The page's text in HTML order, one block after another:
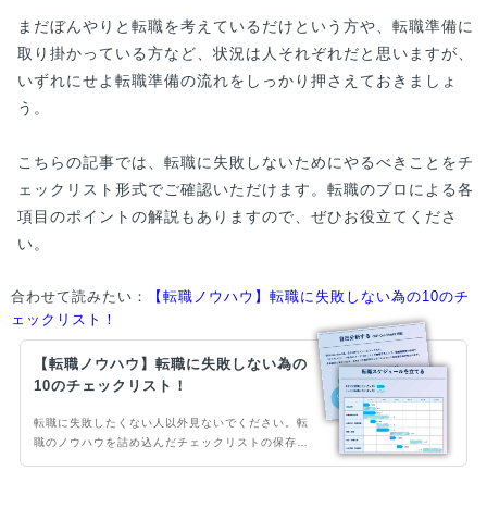
まだぼんやりと転職を考えているだけという方や、転職準備に
取り掛かっている方など、状況は人それぞれだと思いますが、
いずれにせよ転職準備の流れをしっかり押さえておきましょ
う。
こちらの記事では、転職に失敗しないためにやるべきことをチ
ェックリスト形式でご確認いただけます。転職のプロによる各
項目のポイントの解説もありますので、ぜひお役立てくださ
い。
合わせて読みたい：
【転職ノウハウ】転職に失敗しない為の10のチ
ェックリスト！
【転職ノウハウ】転職に失敗しない為の
10のチェックリスト！
転職に失敗したくない人以外見ないでください。転
職のノウハウを詰め込んだチェックリストの保存